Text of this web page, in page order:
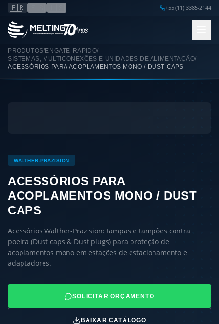
🇧🇷 +55 (11) 3385-2144
PRODUTOS/ENGATE-RAPIDO/
SISTEMAS, MULTICONEXÕES E UNIDADES DE ALIMENTAÇÃO/
ACESSÓRIOS PARA ACOPLAMENTOS MONO / DUST CAPS
WALTHER-PRÄZISION
ACESSÓRIOS PARA
ACOPLAMENTOS MONO / DUST
CAPS
Acessórios Walther-Präzision: tampas e tampões contra
poeira (Dust caps & Dust plugs) para proteção de
acoplamentos mono em estações de estacionamento e
adaptadores.
SOLICITAR ORÇAMENTO
BAIXAR CATÁLOGO